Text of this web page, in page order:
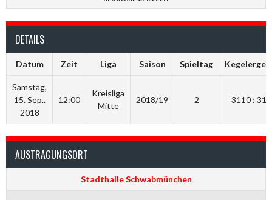
DETAILS
Datum Zeit Liga Saison Spieltag
Samstag,
15. Sep..
2018
12:00
Kreisliga
Mitte
2018/19 2 3110 :
AUSTRAGUNGSORT
Stadthalle Schwabmünchen